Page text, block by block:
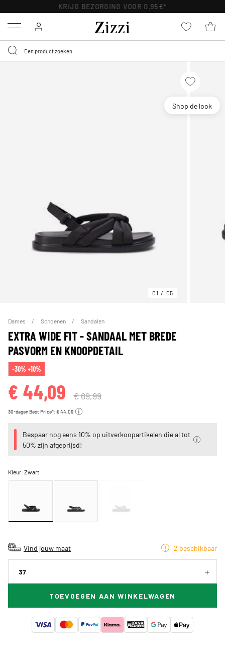
KRIJG BEZORGING VOOR 0,95€*
Menu
Shop de look
01 05
Dames Schoenen Sandalen
EXTRA WIDE FIT - SANDAAL MET BREDE
PASVORM EN KNOOPDETAIL
-30% +10%
€ 44,09 € 69,99
30-dagen Best Price*: € 44,09
Bespaar nog eens 10% op uitverkoopartikelen die al tot
50% zijn afgeprijsd!
Kleur:Zwart
Vind jouw maat 2 beschikbaar
37
TOEVOEGEN AAN WINKELWAGEN